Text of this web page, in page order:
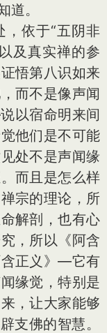
道。
依于“五阴非
及真实禅的参
悟第八识如来
而不是像声闻
以宿命明来间
他们是不可能
处不是声闻缘
而且是怎么样
宗的理论，所
解剖，也有心
，所以《阿含
正义》—它有
缘觉，特别是
，让大家能够
支佛的智慧。